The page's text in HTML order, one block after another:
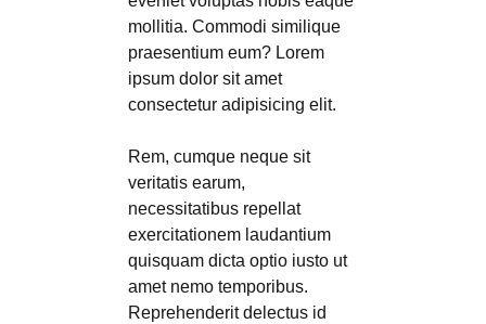
mollitia. Commodi similique
praesentium eum? Lorem
ipsum dolor sit amet
consectetur adipisicing elit.
Rem, cumque neque sit
veritatis earum,
necessitatibus repellat
exercitationem laudantium
quisquam dicta optio iusto ut
amet nemo temporibus.
Reprehenderit delectus id